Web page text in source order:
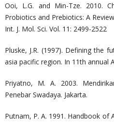
Ooi, L.G. and Min-Tze. 2010.
Probiotics and Prebiotics: A
Int. J. Mol. Sci. Vol. 11: 2499-2522
Pluske, J.R. (1997). Defining the
asia pacific region. In 11th annual
Priyatno, M. A. 2003.
Penebar Swadaya. Jakarta.
Putnam, P. A. 1991. Handbook of